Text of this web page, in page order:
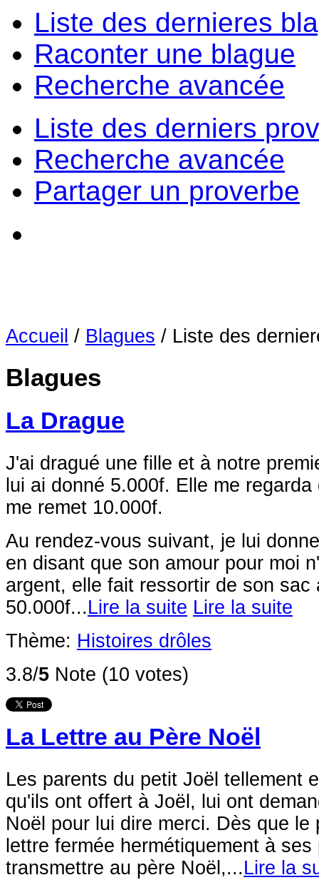
Liste des dernieres
Raconter une blague
Recherche avancée
Liste des derniers
Recherche avancée
Partager un proverbe
Accueil / Blagues / Liste des
Blagues
La Drague
J'ai dragué une fille et à notre
lui ai donné 5.000f. Elle me
me remet 10.000f.
Au rendez-vous suivant, je lui
en disant que son amour pour moi
argent, elle fait ressortir de son sac
50.000f...Lire la suite Lire la suite
Thème: Histoires drôles
3.8/5 Note (10 votes)
La Lettre au Père Noël
Les parents du petit Joël tellement
qu'ils ont offert à Joël, lui ont
Noël pour lui dire merci. Dès que le
lettre fermée hermétiquement à
transmettre au père Noël,...Lire la